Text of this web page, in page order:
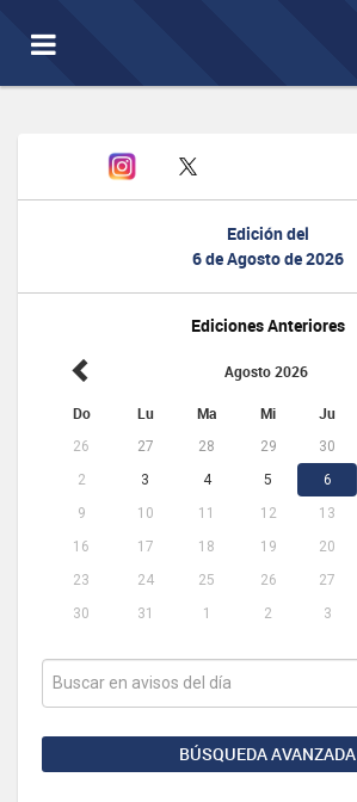
Toggle
navigation
Edición del
6 de Agosto de 2026
Ediciones Anteriores
Agosto 2026
Do Lu Ma Mi Ju
26 27 28 29 30
2
3 4 5 6
9
10 11 12 13
16
17 18 19 20
23
24 25 26 27
30
31 1 2 3
BÚSQUEDA AVANZADA